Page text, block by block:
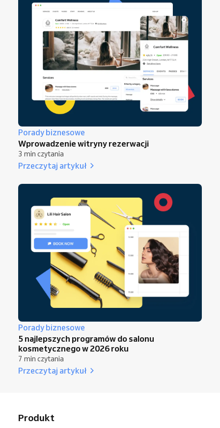
Porady biznesowe
Wprowadzenie witryny rezerwacji
3 min czytania
Przeczytaj artykuł
Porady biznesowe
5 najlepszych programów do salonu
kosmetycznego w 2026 roku
7 min czytania
Przeczytaj artykuł
Produkt